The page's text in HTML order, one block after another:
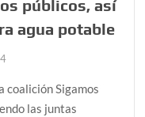
públicos, así
agua potable
coalición Sigamos
las juntas